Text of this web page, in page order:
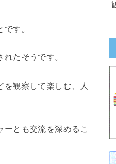
す。
たそうです。
観察して楽しむ、人
とも交流を深めるこ